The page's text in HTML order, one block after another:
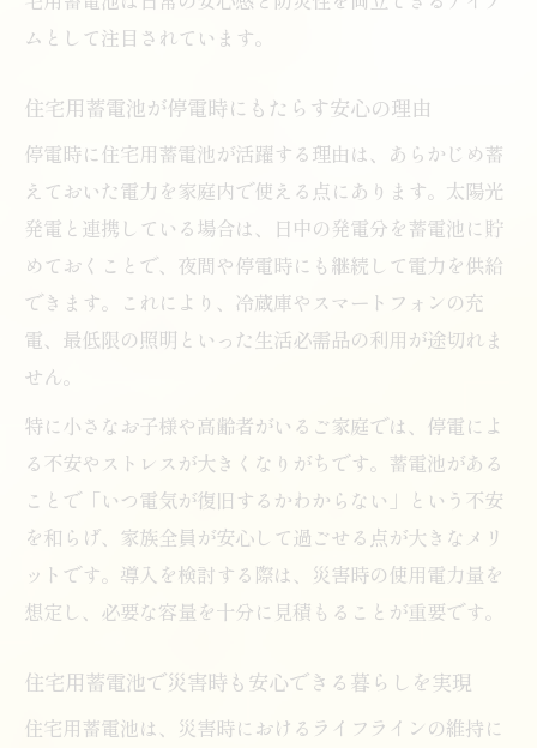
ムとして注目されています。
住宅用蓄電池が停電時にもたらす安心の理由
停電時に住宅用蓄電池が活躍する理由は、あらかじめ蓄
えておいた電力を家庭内で使える点にあります。太陽光
発電と連携している場合は、日中の発電分を蓄電池に貯
めておくことで、夜間や停電時にも継続して電力を供給
できます。これにより、冷蔵庫やスマートフォンの充
電、最低限の照明といった生活必需品の利用が途切れま
せん。
特に小さなお子様や高齢者がいるご家庭では、停電によ
る不安やストレスが大きくなりがちです。蓄電池がある
ことで「いつ電気が復旧するかわからない」という不安
を和らげ、家族全員が安心して過ごせる点が大きなメリ
ットです。導入を検討する際は、災害時の使用電力量を
想定し、必要な容量を十分に見積もることが重要です。
住宅用蓄電池で災害時も安心できる暮らしを実現
住宅用蓄電池は、災害時におけるライフラインの維持に